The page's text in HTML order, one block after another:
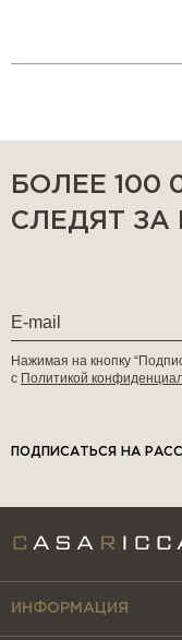
БОЛЕЕ 100
СЛЕДЯТ ЗА
Нажимая на кнопку
с Политикой
ПОДПИСАТЬСЯ НА
ИНФОРМАЦИЯ